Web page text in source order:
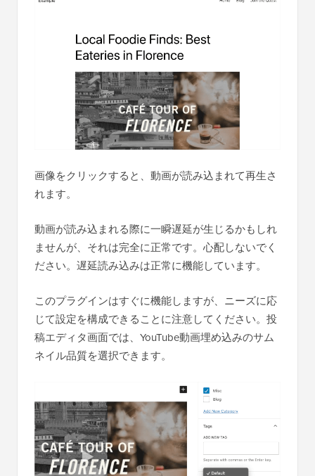
画像をクリックすると、動画が読み込まれて再生さ
れます。
動画が読み込まれる際に一瞬遅延が生じるかもしれ
ませんが、それは完全に正常です。心配しないでく
ださい。遅延読み込みは正常に機能しています。
このプラグインはすぐに機能しますが、ニーズに応
じて設定を構成できることに注意してください。投
稿エディタ画面では、YouTube動画埋め込みのサム
ネイル品質を選択できます。